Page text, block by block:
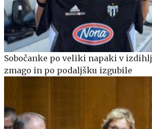
Sobočanke po veliki napaki v
zmago in po podaljšku izgubile